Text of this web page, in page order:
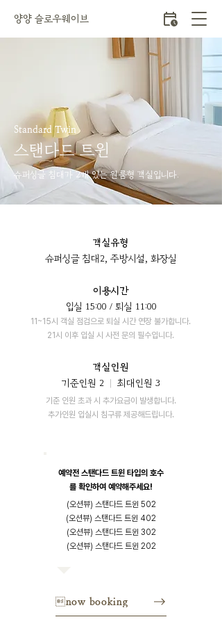
양양 슬로우웨이브
Standard Twin
스탠다드 트윈
슈퍼싱글 침대가 2개 있는 원룸형 객실입니다.
객실유형
슈퍼싱글 침대2, 주방시설, 화장실
이용시간
입실 15:00 / 퇴실 11:00
11~15시 객실 점검으로 퇴실 시간 연장 불가합니다.
21시 이후 입실 시 사전 문의 필수입니다.
객실인원
기준인원 2
최대인원 3
기준 인원 초과 시 추가요금이 발생합니다.
​추가인원 입실시 침구류 제공해드립니다.
예약전 스탠다드 트윈 타입의 호수
를 확인하여 예약해주세요!
(오션뷰) 스탠다드 트윈 502
(오션뷰) 스탠다드 트윈 402
(오션뷰) 스탠다드 트윈 302
(오션뷰) 스탠다드 트윈 202
now booking